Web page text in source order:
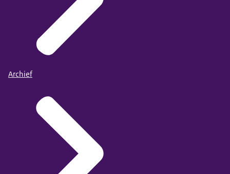
Archief